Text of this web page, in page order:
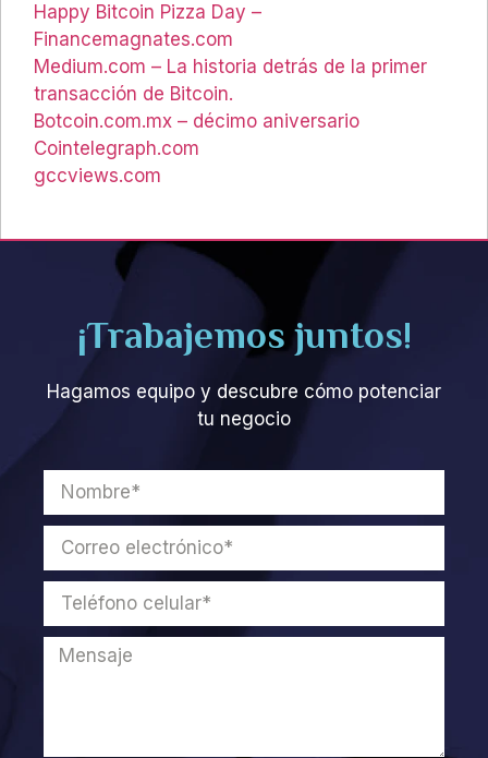
Happy Bitcoin Pizza Day –
Financemagnates.com
Medium.com – La historia detrás de la primer
transacción de Bitcoin.
Botcoin.com.mx – décimo aniversario
Cointelegraph.com
gccviews.com
¡Trabajemos juntos!
Hagamos equipo y descubre cómo potenciar
tu negocio